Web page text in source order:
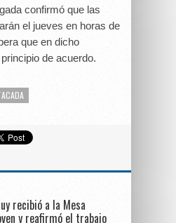
confirmó que las
el jueves en horas de
que en dicho
de acuerdo.
recibió a la Mesa
y reafirmó el trabajo